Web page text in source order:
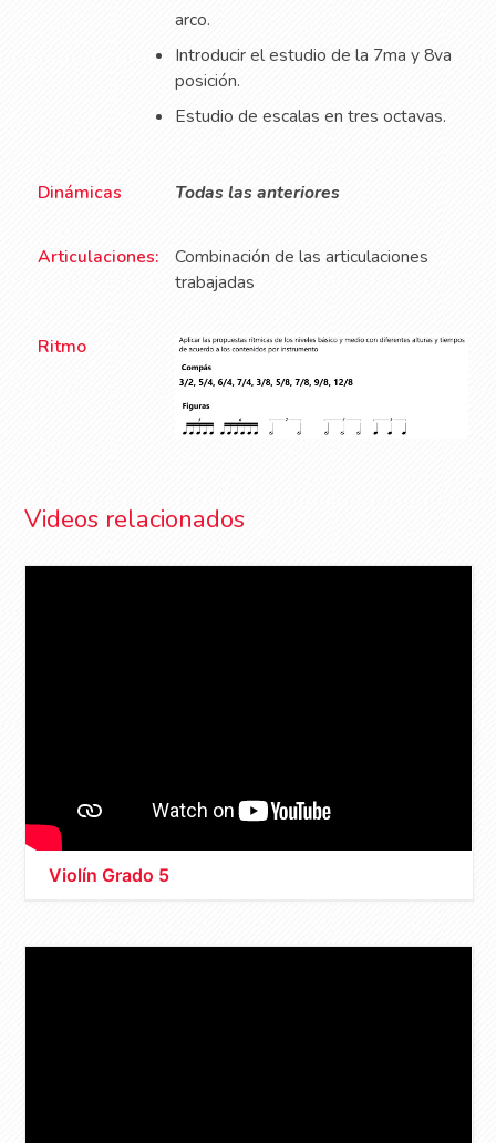
arco.
Introducir el estudio de la 7ma y 8va
posición.
Estudio de escalas en tres octavas.
Dinámicas Todas las anteriores
Articulaciones:
Combinación de las articulaciones
trabajadas
Ritmo
Videos relacionados
Violín Grado 5